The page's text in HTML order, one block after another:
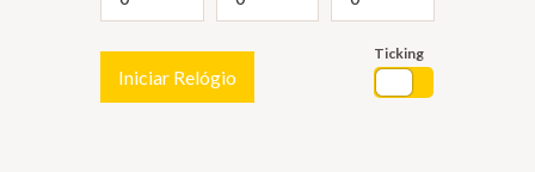
Iniciar Relógio
Ticking